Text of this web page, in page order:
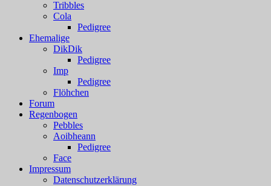
Tribbles
Cola
Pedigree
Ehemalige
DikDik
Pedigree
Imp
Pedigree
Flöhchen
Forum
Regenbogen
Pebbles
Aoibheann
Pedigree
Face
Impressum
Datenschutzerklärung